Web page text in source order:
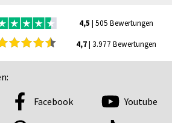
4,5 | 505 Bewertungen
4,7| 3.977 Bewertungen
Facebook Youtube